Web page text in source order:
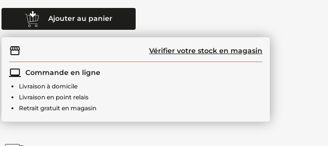
Ajouter au panier
Vérifier votre stock en magasin
Commande en ligne
Livraison à domicile
Livraison en point relais
Retrait gratuit en magasin